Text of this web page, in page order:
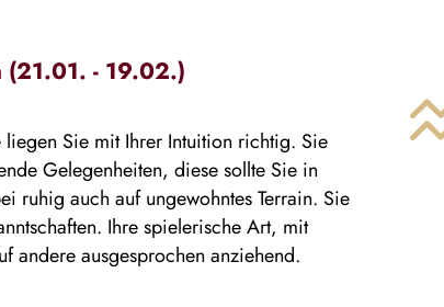
(21.01. - 19.02.)
Sie mit Ihrer Intuition richtig. Sie
Gelegenheiten, diese sollte Sie in
ruhig auch auf ungewohntes Terrain. Sie
Ihre spielerische Art, mit
andere ausgesprochen anziehend.